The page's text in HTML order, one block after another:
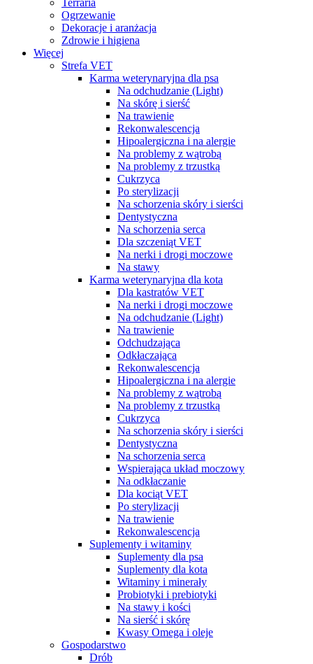
Terraria
Ogrzewanie
Dekoracje i aranżacja
Zdrowie i higiena
Więcej
Strefa VET
Karma weterynaryjna dla psa
Na odchudzanie (Light)
Na skórę i sierść
Na trawienie
Rekonwalescencja
Hipoalergiczna i na alergie
Na problemy z wątrobą
Na problemy z trzustką
Cukrzyca
Po sterylizacji
Na schorzenia skóry i sierści
Dentystyczna
Na schorzenia serca
Dla szczeniąt VET
Na nerki i drogi moczowe
Na stawy
Karma weterynaryjna dla kota
Dla kastratów VET
Na nerki i drogi moczowe
Na odchudzanie (Light)
Na trawienie
Odchudzająca
Odkłaczająca
Rekonwalescencja
Hipoalergiczna i na alergie
Na problemy z wątrobą
Na problemy z trzustką
Cukrzyca
Na schorzenia skóry i sierści
Dentystyczna
Na schorzenia serca
Wspierająca układ moczowy
Na odkłaczanie
Dla kociąt VET
Po sterylizacji
Na trawienie
Rekonwalescencja
Suplementy i witaminy
Suplementy dla psa
Suplementy dla kota
Witaminy i minerały
Probiotyki i prebiotyki
Na stawy i kości
Na sierść i skórę
Kwasy Omega i oleje
Gospodarstwo
Drób